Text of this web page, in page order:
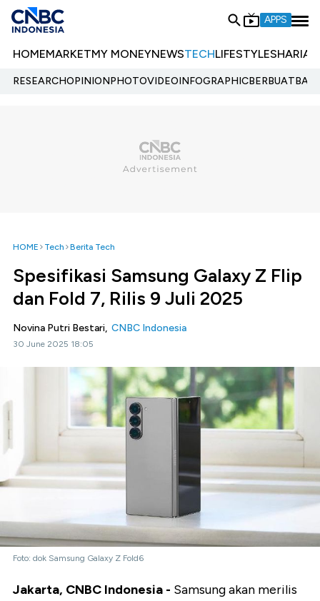
APPS
HOMEMARKETMY MONEYNEWSTECHLIFESTYLESHARIA
RESEARCHOPINIONPHOTOVIDEOINFOGRAPHIC
HOME Tech Berita Tech
Spesifikasi Samsung Galaxy Z Flip
dan Fold 7, Rilis 9 Juli 2025
Novina Putri Bestari, CNBC Indonesia
30 June 2025 18:05
Foto: dok Samsung Galaxy Z Fold6
Jakarta, CNBC Indonesia - Samsung akan merilis